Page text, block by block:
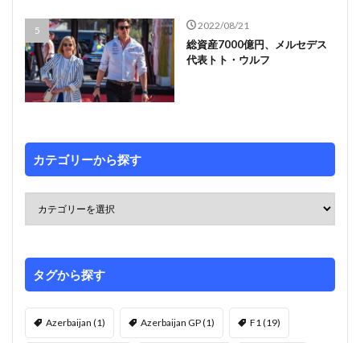
2022/08/21
総資産7000億円、メルセデス
代表トト・ウルフ
カテゴリーから探す
タグから探す
Azerbaijan (1) Azerbaijan GP(1) F1(19)